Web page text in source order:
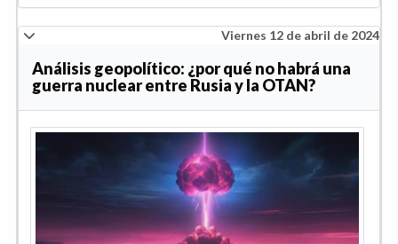
Viernes 12 de abril de 2024
Análisis geopolítico: ¿por qué no habrá una
guerra nuclear entre Rusia y la OTAN?